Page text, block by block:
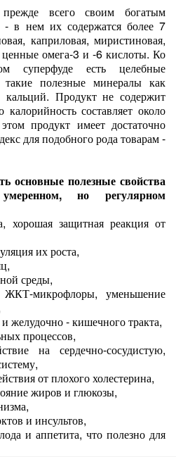
всего своим богатым
- в нем их содержатся более 7
каприловая, миристиновая,
омега-3 и -6 кислоты. Ко
суперфуде есть целебные
полезные минералы как
Продукт не содержит
составляет около
продукт имеет достаточно
для подобного рода товарам -
основные полезные свойства
но регулярном
хорошая защитная реакция от
их роста,
среды,
микрофлоры, уменьшение
желудочно - кишечного тракта,
процессов,
на сердечно-сосудистую,
от плохого холестерина,
жиров и глюкозы,
и инсультов,
и аппетита, что полезно для